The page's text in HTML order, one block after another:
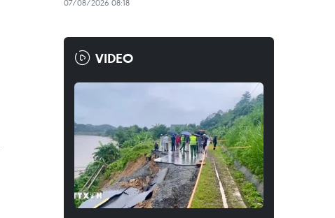
07/08/2026 08:18
VIDEO